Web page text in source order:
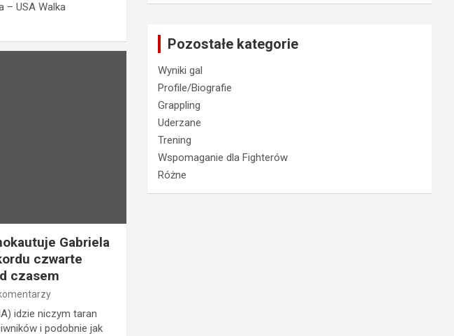
– USA Walka
Gabriela
czwarte
czasem
idzie niczym taran
i podobnie jak
Pozostałe kategorie
Wyniki gal
Profile/Biografie
Grappling
Uderzane
Trening
Wspomaganie dla Fighterów
Różne